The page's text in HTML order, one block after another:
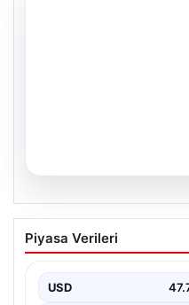
34 Yıllık Hasretin
Büyük Mutluluk:
Adıyaman'da
Piyasa Verileri
USD